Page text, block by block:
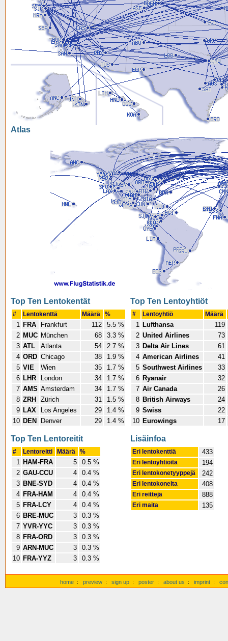
Atlas
Top Ten Lentokentät
# Lentokenttä Määrä %
1 FRA Frankfurt 112
5.5 %
2 MUC München 68
3.3 %
3 ATL Atlanta 54
2.7 %
4 ORD Chicago 38
1.9 %
5 VIE Wien 35
1.7 %
6 LHR London 34
1.7 %
7 AMS Amsterdam 34
1.7 %
8 ZRH Zürich 31
1.5 %
9 LAX Los Angeles 29
1.4 %
10 DEN Denver 29 1.4 %
Top Ten Lentoyhtiöt
# Lentoyhtiö Määrä
1 Lufthansa
119
2 United Airlines
73
3 Delta Air Lines
61
4 American Airlines
41
5 Southwest Airlines
33
6 Ryanair
32
7 Air Canada
26
8 British Airways
24
9 Swiss
22
10 Eurowings 17
Top Ten Lentoreitit
# Lentoreitti Määrä %
1 HAM-FRA 5
0.5 %
2 GAU-CCU 4
0.4 %
3 BNE-SYD 4
0.4 %
4 FRA-HAM 4
0.4 %
5 FRA-LCY 4
0.4 %
6 BRE-MUC 3
0.3 %
7 YVR-YYC 3
0.3 %
8 FRA-ORD 3
0.3 %
9 ARN-MUC 3
0.3 %
10 FRA-YYZ 3 0.3 %
Lisäinfoa
Eri lentokenttiä 433
Eri lentoyhtiöitä 194
Eri lentokonetyyppejä 242
Eri lentokoneita 408
Eri reittejä 888
Eri maita 135
home : preview : sign up : poster : about us : imprint :